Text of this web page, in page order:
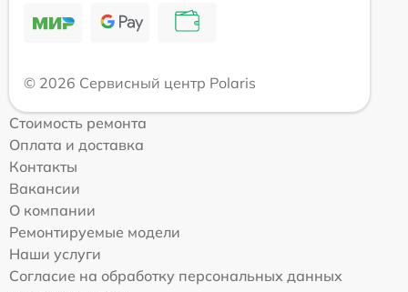
© 2026 Сервисный центр Polaris
Стоимость ремонта
Оплата и доставка
Контакты
Вакансии
О компании
Ремонтируемые модели
Наши услуги
Согласие на обработку персональных данных